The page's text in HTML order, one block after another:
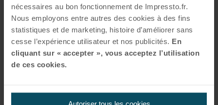
nécessaires au bon fonctionnement de Impressto.fr.
Nous employons entre autres des cookies à des fins
statistiques et de marketing, histoire d’améliorer sans
cesse l’expérience utilisateur et nos publicités. En
cliquant sur « accepter », vous acceptez l’utilisation
de ces cookies.
Autoriser tous les cookies